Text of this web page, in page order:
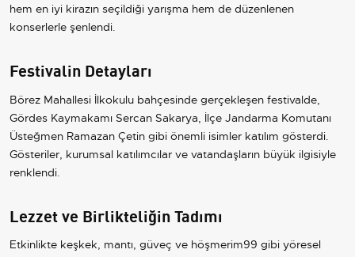
hem en iyi kirazın seçildiği yarışma hem de düzenlenen
konserlerle şenlendi.
Festivalin Detayları
Börez Mahallesi İlkokulu bahçesinde gerçekleşen festivalde,
Gördes Kaymakamı Sercan Sakarya, İlçe Jandarma Komutanı
Üsteğmen Ramazan Çetin gibi önemli isimler katılım gösterdi.
Gösteriler, kurumsal katılımcılar ve vatandaşların büyük ilgisiyle
renklendi.
Lezzet ve Birlikteliğin Tadımı
Etkinlikte keşkek, mantı, güveç ve höşmerim99 gibi yöresel